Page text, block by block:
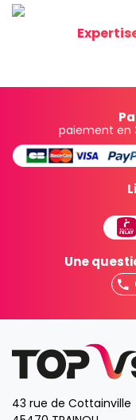
paiement en
Une
43 rue de Cottainville